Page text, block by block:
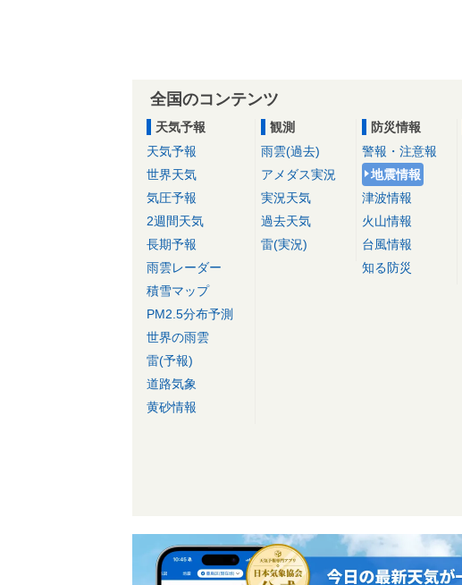
全国のコンテンツ
天気予報
天気予報
世界天気
気圧予報
2週間天気
長期予報
雨雲レーダー
積雪マップ
PM2.5分布予測
世界の雨雲
雷(予報)
道路気象
黄砂情報
観測
雨雲(過去)
アメダス実況
実況天気
過去天気
雷(実況)
防災情報
警報・注意報
地震情報
津波情報
火山情報
台風情報
知る防災